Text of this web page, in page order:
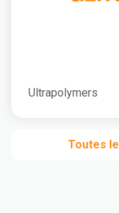
Ultrapolymers
Toutes